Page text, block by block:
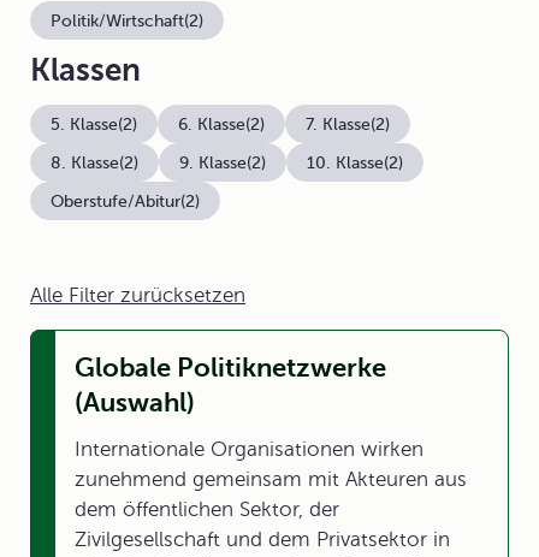
Alle Filter zurücksetzen
Globale Politiknetzwerke
(Auswahl)
Internationale Organisationen wirken
zunehmend gemeinsam mit Akteuren aus
dem öffentlichen Sektor, der
Zivilgesellschaft und dem Privatsektor in
Politik/Wirtschaft(2)
Klassen
5. Klasse(2) 6. Klasse(2) 7. Klasse(2)
8. Klasse(2) 9. Klasse(2) 10. Klasse(2)
Oberstufe/Abitur(2)